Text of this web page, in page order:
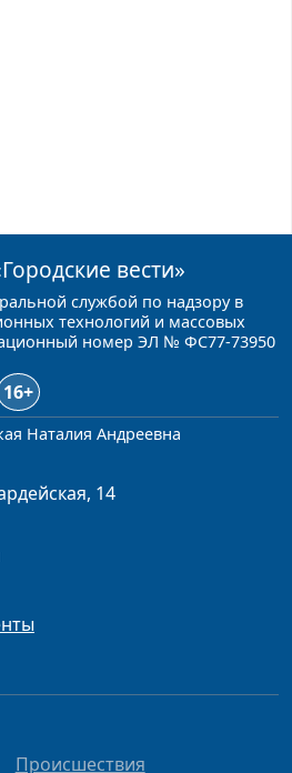
вести»
службой по надзору в
технологий и массовых
номер ЭЛ № ФС77-73950
16+
Наталия Андреевна
14
Происшествия